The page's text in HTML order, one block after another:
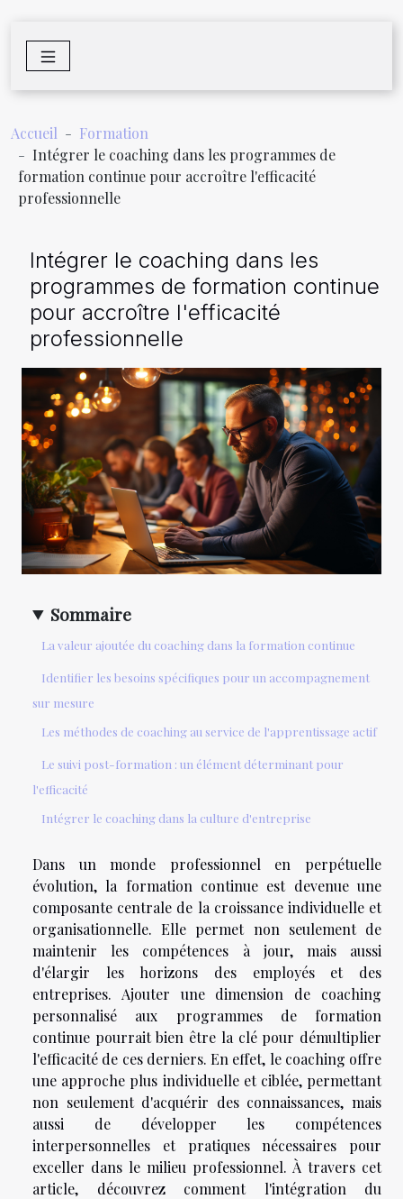
Accueil
Formation
Intégrer le coaching dans les programmes de
formation continue pour accroître l'efficacité
professionnelle
Intégrer le coaching dans les
programmes de formation continue
pour accroître l'efficacité
professionnelle
Sommaire
La valeur ajoutée du coaching dans la formation continue
Identifier les besoins spécifiques pour un accompagnement
sur mesure
Les méthodes de coaching au service de l'apprentissage actif
Le suivi post-formation : un élément déterminant pour
l'efficacité
Intégrer le coaching dans la culture d'entreprise
Dans un monde professionnel en perpétuelle
évolution, la formation continue est devenue une
composante centrale de la croissance individuelle et
organisationnelle. Elle permet non seulement de
maintenir les compétences à jour, mais aussi
d'élargir les horizons des employés et des
entreprises. Ajouter une dimension de coaching
personnalisé aux programmes de formation
continue pourrait bien être la clé pour démultiplier
l'efficacité de ces derniers. En effet, le coaching offre
une approche plus individuelle et ciblée, permettant
non seulement d'acquérir des connaissances, mais
aussi de développer les compétences
interpersonnelles et pratiques nécessaires pour
exceller dans le milieu professionnel. À travers cet
article, découvrez comment l'intégration du